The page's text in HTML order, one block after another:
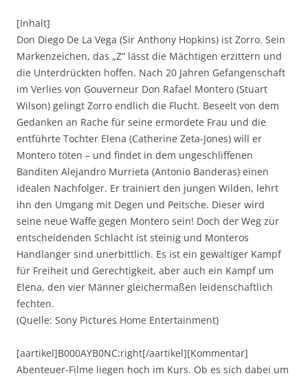
[Inhalt]
Don Diego De La Vega (Sir Anthony Hopkins) ist Zorro. Sein
Markenzeichen, das „Z“ lässt die Mächtigen erzittern und
die Unterdrückten hoffen. Nach 20 Jahren Gefangenschaft
im Verlies von Gouverneur Don Rafael Montero (Stuart
Wilson) gelingt Zorro endlich die Flucht. Beseelt von dem
Gedanken an Rache für seine ermordete Frau und die
entführte Tochter Elena (Catherine Zeta-Jones) will er
Montero töten – und findet in dem ungeschliffenen
Banditen Alejandro Murrieta (Antonio Banderas) einen
idealen Nachfolger. Er trainiert den jungen Wilden, lehrt
ihn den Umgang mit Degen und Peitsche. Dieser wird
seine neue Waffe gegen Montero sein! Doch der Weg zur
entscheidenden Schlacht ist steinig und Monteros
Handlanger sind unerbittlich. Es ist ein gewaltiger Kampf
für Freiheit und Gerechtigkeit, aber auch ein Kampf um
Elena, den vier Männer gleichermaßen leidenschaftlich
fechten.
(Quelle: Sony Pictures Home Entertainment)
[aartikel]B000AYB0NC:right[/aartikel][Kommentar]
Abenteuer-Filme liegen hoch im Kurs. Ob es sich dabei um